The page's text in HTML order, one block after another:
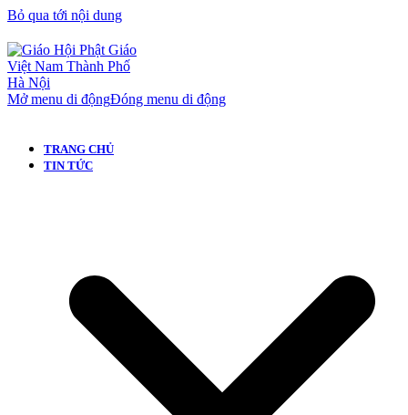
Bỏ qua tới nội dung
Mở menu di độngĐóng menu di động
TRANG CHỦ
TIN TỨC